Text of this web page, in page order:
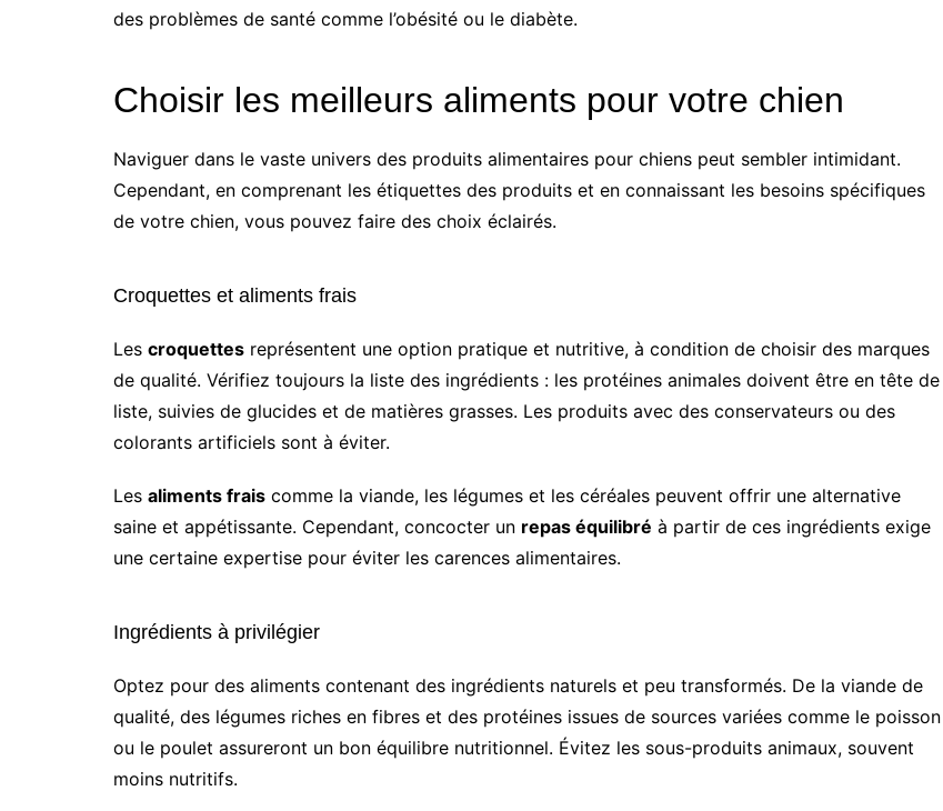
des problèmes de santé comme l’obésité ou le diabète.
Choisir les meilleurs aliments pour votre chien
Naviguer dans le vaste univers des produits alimentaires pour chiens peut sembler intimidant.
Cependant, en comprenant les étiquettes des produits et en connaissant les besoins spécifiques
de votre chien, vous pouvez faire des choix éclairés.
Croquettes et aliments frais
Les croquettes représentent une option pratique et nutritive, à condition de choisir des marques
de qualité. Vérifiez toujours la liste des ingrédients : les protéines animales doivent être en tête de
liste, suivies de glucides et de matières grasses. Les produits avec des conservateurs ou des
colorants artificiels sont à éviter.
Les aliments frais comme la viande, les légumes et les céréales peuvent offrir une alternative
saine et appétissante. Cependant, concocter un repas équilibré à partir de ces ingrédients exige
une certaine expertise pour éviter les carences alimentaires.
Ingrédients à privilégier
Optez pour des aliments contenant des ingrédients naturels et peu transformés. De la viande de
qualité, des légumes riches en fibres et des protéines issues de sources variées comme le poisson
ou le poulet assureront un bon équilibre nutritionnel. Évitez les sous-produits animaux, souvent
moins nutritifs.